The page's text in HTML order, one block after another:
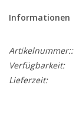
Informationen
Artikelnummer::
Verfügbarkeit:
Lieferzeit: